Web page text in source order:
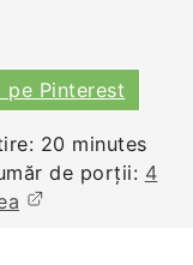
pe Pinterest
20minutes
minutes
de porții: 4